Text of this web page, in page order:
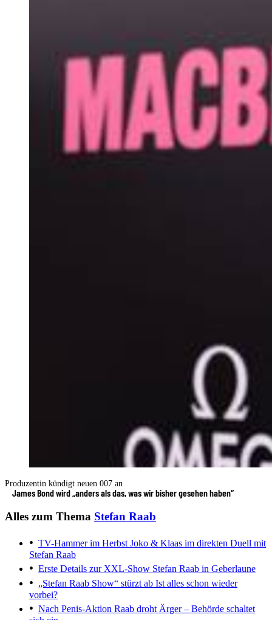
Produzentin kündigt neuen 007 an
James Bond wird „anders als das, was wir bisher gesehen haben“
Alles zum Thema Stefan Raab
TV-Hammer im Herbst Joko & Klaas im direkten Duell mit
Stefan Raab
Erste Details zur XXL-Show Stefan Raab in Geberlaune
„Stefan Raab Show“ stürzt ab Ist alles schon wieder
vorbei?
Nach Penis-Aktion Raab droht Ärger – Behörde schaltet